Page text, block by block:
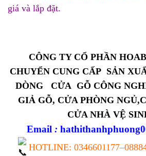
giá và lắp đặt.
CÔNG TY CỔ PHẦN
CHUYỂN CUNG CẤP SẢN
DÒNG CỬA GỖ CÔNG
GIẢ GỖ, CỬA PHÒNG
CỬA NHÀ VỆ
Email :
HOTLINE: 0346601177–